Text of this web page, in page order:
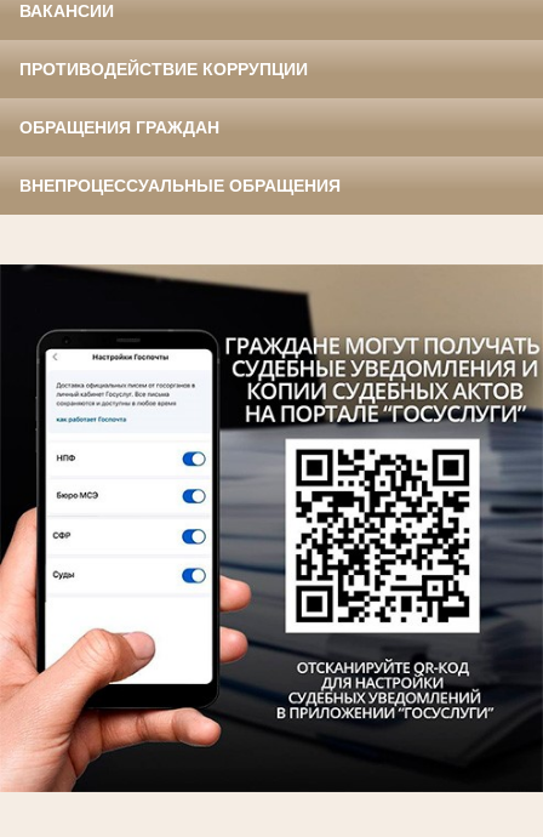
ВАКАНСИИ
ПРОТИВОДЕЙСТВИЕ КОРРУПЦИИ
ОБРАЩЕНИЯ ГРАЖДАН
ВНЕПРОЦЕССУАЛЬНЫЕ ОБРАЩЕНИЯ